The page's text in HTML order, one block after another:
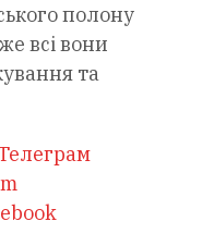
полону
всі вони
та